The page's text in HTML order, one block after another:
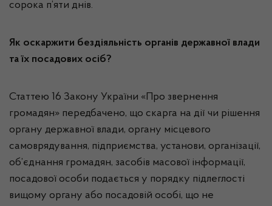
сорока п’яти днів.
Як оскаржити бездіяльність органів державної влади
та їх посадових осіб?
Статтею 16 Закону України «Про звернення
громадян» передбачено, що скарга на дії чи рішення
органу державної влади, органу місцевого
самоврядування, підприємства, установи, організації,
об’єднання громадян, засобів масової інформації,
посадової особи подається у порядку підлеглості
вищому органу або посадовій особі, що не